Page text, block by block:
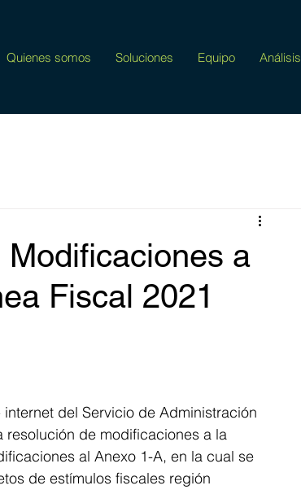
Quienes somos Soluciones Equipo Análisis
a
Fiscal 2021
del Servicio de Administración
resolución de modificaciones a la
al Anexo 1-A, en la cual se
de estímulos fiscales región